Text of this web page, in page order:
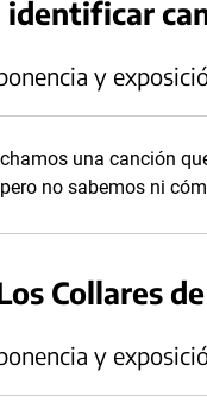
identificar
y
una canción
no sabemos ni
Collares
y